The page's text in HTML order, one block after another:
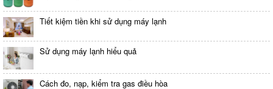
Tiết kiệm tiền khi sử dụng máy lạnh
Sử dụng máy lạnh hiểu quả
Cách đo, nạp, kiểm tra gas điều hòa